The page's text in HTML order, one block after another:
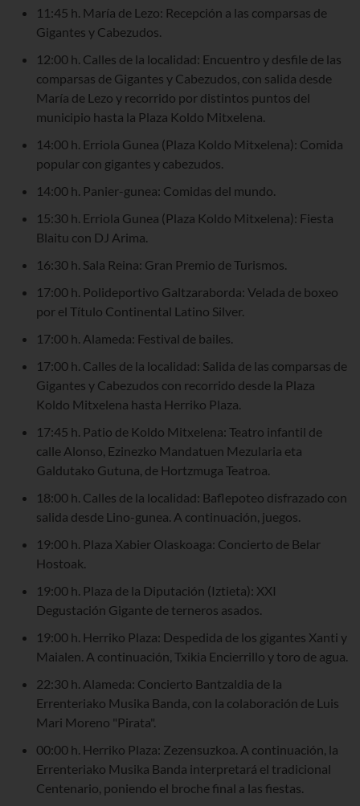
11:45 h. María de Lezo: Recepción a las comparsas de
Gigantes y Cabezudos.
12:00 h. Calles de la localidad: Encuentro y desfile de las
comparsas de Gigantes y Cabezudos, con salida desde
María de Lezo y recorrido por distintos puntos del
municipio hasta la Plaza Koldo Mitxelena.
14:00 h. Erriola Gunea (Plaza Koldo Mitxelena): Comida
popular con gigantes y cabezudos.
14:00 h. Panier-gunea: Comidas del mundo.
15:30 h. Erriola Gunea (Plaza Koldo Mitxelena): Fiesta
Blaitu con DJ Arima.
16:30 h. Sala Reina: Gran Premio de Turismos.
17:00 h. Polideportivo Galtzaraborda: Velada de boxeo
por el Título Continental Latino Silver.
17:00 h. Alameda: Festival de bailes.
17:00 h. Calles de la localidad: Salida de las comparsas de
Gigantes y Cabezudos con recorrido desde la Plaza
Koldo Mitxelena hasta Herriko Plaza.
17:45 h. Patio de Koldo Mitxelena: Teatro infantil de
calle Alonso, Ezinezko Mandatuen Mezularia eta
Galdutako Gutuna, de Hortzmuga Teatroa.
18:00 h. Calles de la localidad: Baflepoteo disfrazado con
salida desde Lino-gunea. A continuación, juegos.
19:00 h. Plaza Xabier Olaskoaga: Concierto de Belar
Hostoak.
19:00 h. Plaza de la Diputación (Iztieta): XXI
Degustación Gigante de terneros asados.
19:00 h. Herriko Plaza: Despedida de los gigantes Xanti y
Maialen. A continuación, Txikia Encierrillo y toro de agua.
22:30 h. Alameda: Concierto Bantzaldia de la
Errenteriako Musika Banda, con la colaboración de Luis
Mari Moreno "Pirata".
00:00 h. Herriko Plaza: Zezensuzkoa. A continuación, la
Errenteriako Musika Banda interpretará el tradicional
Centenario, poniendo el broche final a las fiestas.